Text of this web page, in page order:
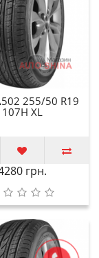
255/50 R19
107H XL
грн.